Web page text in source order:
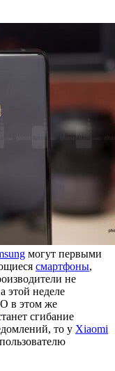
могут первыми
смартфоны,
не
этой неделе
в этом же
сгибание
то у Xiaomi